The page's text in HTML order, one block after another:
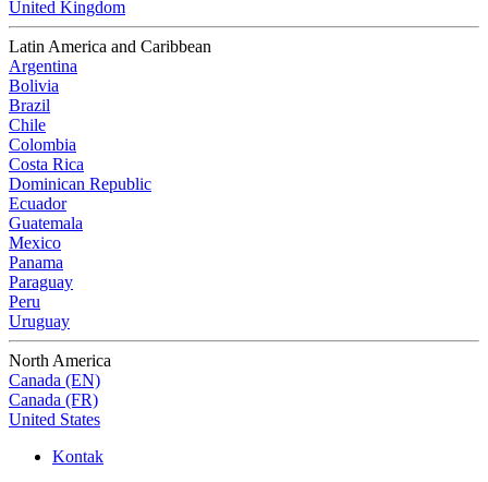
United Kingdom
Latin America and Caribbean
Argentina
Bolivia
Brazil
Chile
Colombia
Costa Rica
Dominican Republic
Ecuador
Guatemala
Mexico
Panama
Paraguay
Peru
Uruguay
North America
Canada (EN)
Canada (FR)
United States
Kontak